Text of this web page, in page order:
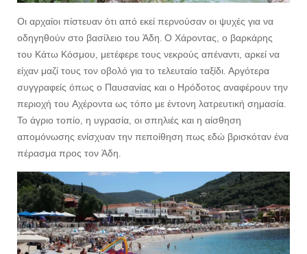
Οι αρχαίοι πίστευαν ότι από εκεί περνούσαν οι ψυχές για να
οδηγηθούν στο βασίλειο του Άδη. Ο Χάροντας, ο βαρκάρης
του Κάτω Κόσμου, μετέφερε τους νεκρούς απέναντι, αρκεί να
είχαν μαζί τους τον οβολό για το τελευταίο ταξίδι. Αργότερα
συγγραφείς όπως ο Παυσανίας και ο Ηρόδοτος αναφέρουν την
περιοχή του Αχέροντα ως τόπο με έντονη λατρευτική σημασία.
Το άγριο τοπίο, η υγρασία, οι σπηλιές και η αίσθηση
απομόνωσης ενίσχυαν την πεποίθηση πως εδώ βρισκόταν ένα
πέρασμα προς τον Άδη.